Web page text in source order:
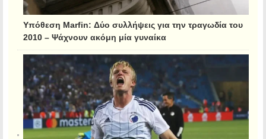
Υπόθεση Marfin: Δύο συλλήψεις για την τραγωδία του
2010 – Ψάχνουν ακόμη μία γυναίκα